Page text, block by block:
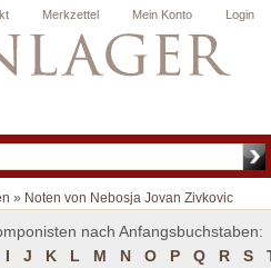
Login
Mein Konto
Merkzettel
» Noten von Nebosja Jovan Zivkovic
nach Anfangsbuchstaben:
I J K L M N O P Q R S